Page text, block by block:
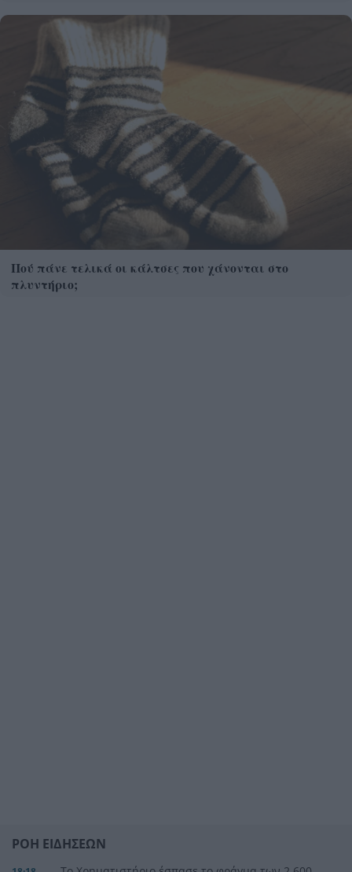
Πού πάνε τελικά οι κάλτσες που χάνονται στο
πλυντήριο;
ΡΟΗ ΕΙΔΗΣΕΩΝ